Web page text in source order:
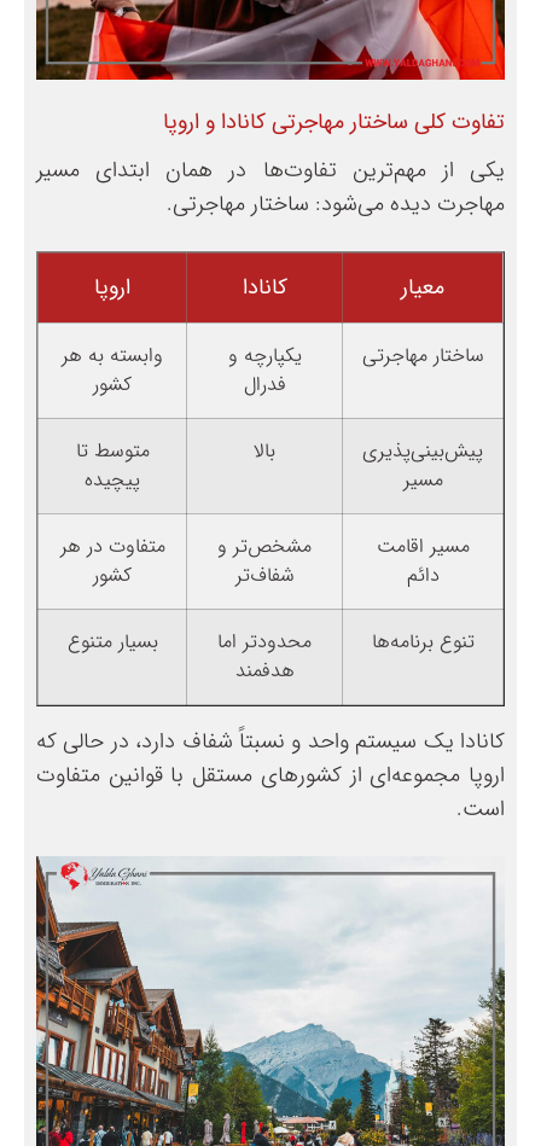
تفاوت کلی ساختار مهاجرتی کانادا و اروپا
یکی از مهم‌ترین تفاوت‌ها در همان ابتدای مسیر
مهاجرت دیده می‌شود: ساختار مهاجرتی.
معیار کانادا اروپا
ساختار مهاجرتی
یکپارچه و
فدرال
وابسته به هر
کشور
پیش‌بینی‌پذیری
مسیر
بالا
متوسط تا
پیچیده
مسیر اقامت
دائم
مشخص‌تر و
شفاف‌تر
متفاوت در هر
کشور
تنوع برنامه‌ها
محدودتر اما
هدفمند
بسیار متنوع
کانادا یک سیستم واحد و نسبتاً شفاف دارد، در حالی که
اروپا مجموعه‌ای از کشورهای مستقل با قوانین متفاوت
است.